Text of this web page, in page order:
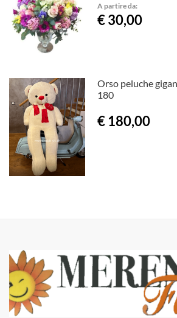
A partire da:
€ 30,00
Orso peluche
180
€ 180,00